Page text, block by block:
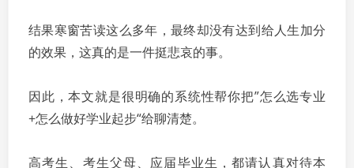
结果寒窗苦读这么多年，最终却没有达到给人生加分
的效果，这真的是一件挺悲哀的事。
因此，本文就是很明确的系统性帮你把”怎么选专业
+怎么做好学业起步“给聊清楚。
高考生、考生父母、应届毕业生，都请认真对待本